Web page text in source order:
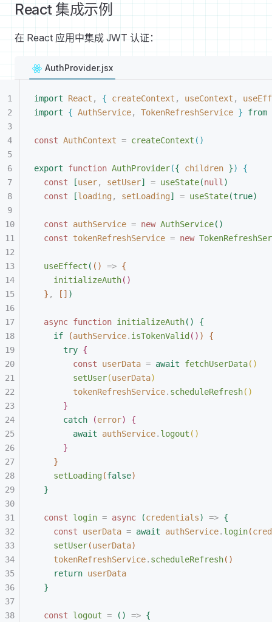
React 集成示例
在 React 应用中集成 JWT 认证：
AuthProvider.jsx
import React , { createContext , useContext ,
import
{ AuthService, TokenRefreshService } from
const AuthContext = createContext ( )
export function AuthProvider({ children })
{
const
[user, setUser] = useState(null )
const
[loading , setLoading] = useState(true)
const authService = new AuthService( )
const tokenRefreshService = new
useEffect ( ( ) => {
initializeAuth( )
} , [ ] )
async function initializeAuth( )
{
if
(authService. isTokenValid ( ) )
{
try {
const userData = await fetchUserData( )
setUser(userData)
tokenRefreshService. scheduleRefresh( )
}
catch
(error)
{
await authService. logout ( )
}
}
setLoading(false)
}
const login = async (credentials) => {
const userData = await authService. login(
setUser(userData)
tokenRefreshService. scheduleRefresh( )
return userData
}
const logout = ( ) => {